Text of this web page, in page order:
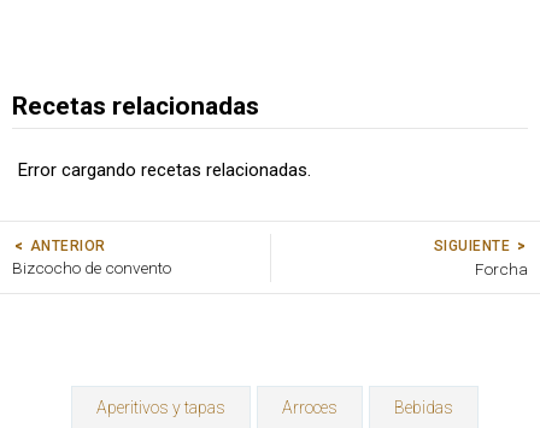
Recetas relacionadas
Error cargando recetas relacionadas.
ANTERIOR
Bizcocho de convento
SIGUIENTE
Forcha
Aperitivos y tapas Arroces Bebidas